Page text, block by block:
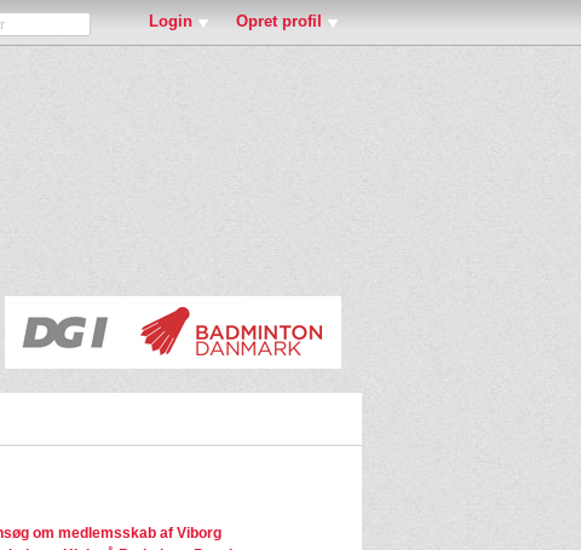
Login Opret profil
om medlemsskab af Viborg